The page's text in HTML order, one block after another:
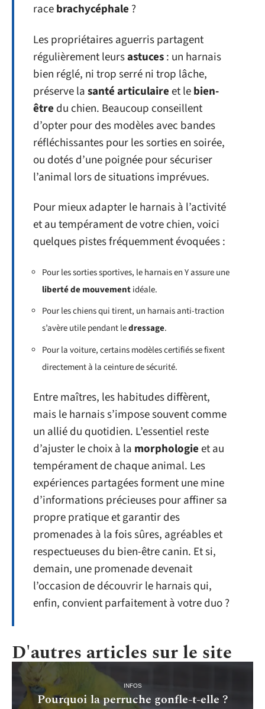
racebrachycéphale ?
Les propriétaires aguerris partagent
régulièrement leursastuces: un harnais
bien réglé, ni trop serré ni trop lâche,
préserve lasanté articulaireet lebien-
être du chien. Beaucoup conseillent
d’opter pour des modèles avec bandes
réfléchissantes pour les sorties en soirée,
ou dotés d’une poignée pour sécuriser
l’animal lors de situations imprévues.
Pour mieux adapter le harnais à l’activité
et au tempérament de votre chien, voici
quelques pistes fréquemment évoquées :
Pour les sorties sportives, le harnais en Y assure une
liberté de mouvementidéale.
Pour les chiens qui tirent, un harnais anti-traction
s’avère utile pendant ledressage.
Pour la voiture, certains modèles certifiés se fixent
directement à la ceinture de sécurité.
Entre maîtres, les habitudes diffèrent,
mais le harnais s’impose souvent comme
un allié du quotidien. L’essentiel reste
d’ajuster le choix à la morphologieet au
tempérament de chaque animal. Les
expériences partagées forment une mine
d’informations précieuses pour affiner sa
propre pratique et garantir des
promenades à la fois sûres, agréables et
respectueuses du bien-être canin. Et si,
demain, une promenade devenait
l’occasion de découvrir le harnais qui,
enfin, convient parfaitement à votre duo ?
D'autres articles sur le site
INFOS
Pourquoi la perruche gonfle-t-elle ?